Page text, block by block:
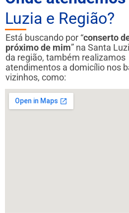
Luzia e Região?
Está buscando por “conserto
próximo de mim” na Santa
da região, também realizamos
atendimentos a domicílio nos
vizinhos, como: